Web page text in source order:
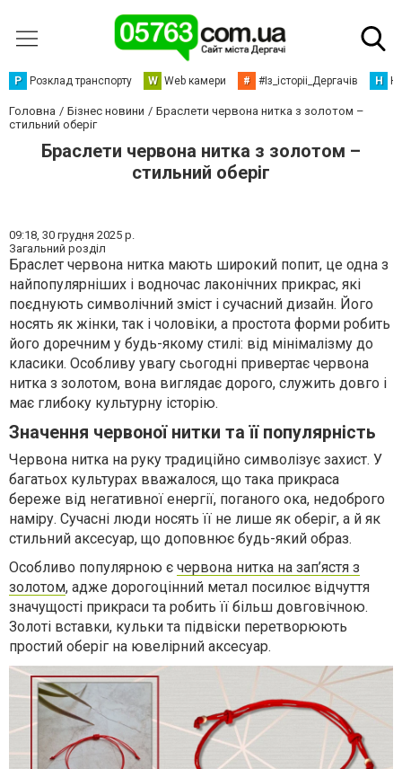
Р Розклад транспорту W Web камери # #Із_історіі_Дергачів Н
Головна Бізнес новини
Браслети червона нитка з золотом –
стильний оберіг
Браслети червона нитка з золотом –
стильний оберіг
09:18, 30 грудня 2025 р.
Загальний розділ
Браслет червона нитка мають широкий попит, це одна з
найпопулярніших і водночас лаконічних прикрас, які
поєднують символічний зміст і сучасний дизайн. Його
носять як жінки, так і чоловіки, а простота форми робить
його доречним у будь-якому стилі: від мінімалізму до
класики. Особливу увагу сьогодні привертає червона
нитка з золотом, вона виглядає дорого, служить довго і
має глибоку культурну історію.
Значення червоної нитки та її популярність
Червона нитка на руку традиційно символізує захист. У
багатьох культурах вважалося, що така прикраса
береже від негативної енергії, поганого ока, недоброго
наміру. Сучасні люди носять її не лише як оберіг, а й як
стильний аксесуар, що доповнює будь-який образ.
Особливо популярною є червона нитка на зап’ястя з
золотом, адже дорогоцінний метал посилює відчуття
значущості прикраси та робить її більш довговічною.
Золоті вставки, кульки та підвіски перетворюють
простий оберіг на ювелірний аксесуар.